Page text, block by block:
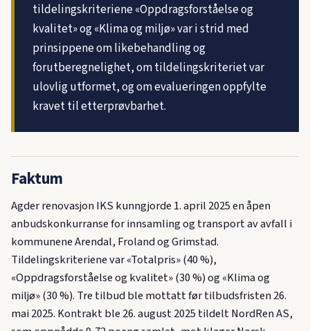
tildelingskriteriene «Oppdragsforståelse og
kvalitet» og «Klima og miljø» var i strid med
prinsippene om likebehandling og
forutberegnelighet, om tildelingskriteriet var
ulovlig utformet, og om evalueringen oppfylte
kravet til etterprøvbarhet.
Faktum
Agder renovasjon IKS kunngjorde 1. april 2025 en åpen
anbudskonkurranse for innsamling og transport av avfall i
kommunene Arendal, Froland og Grimstad.
Tildelingskriteriene var «Totalpris» (40 %),
«Oppdragsforståelse og kvalitet» (30 %) og «Klima og
miljø» (30 %). Tre tilbud ble mottatt før tilbudsfristen 26.
mai 2025. Kontrakt ble 26. august 2025 tildelt NordRen AS,